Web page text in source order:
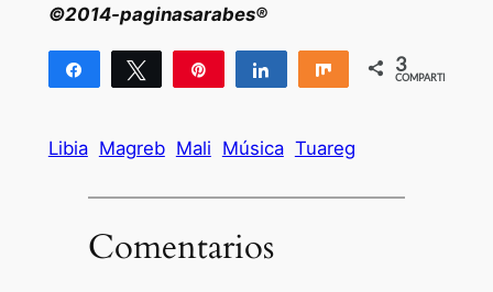
©2014-paginasarabes®
Compartir Twittear Compartir Compartir
3
COMPARTIR
Libia Magreb Mali Música Tuareg
Comentarios